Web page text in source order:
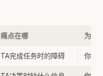
痛点在哪 为什
TA完成任务时的障碍 你的